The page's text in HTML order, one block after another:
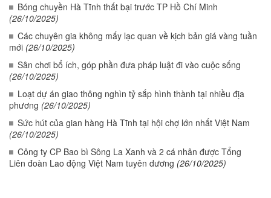
Bóng chuyền Hà Tĩnh thất bại trước TP Hồ Chí Minh
(26/10/2025)
Các chuyên gia không mấy lạc quan về kịch bản giá vàng tuần
mới (26/10/2025)
Sân chơi bổ ích, góp phần đưa pháp luật đi vào cuộc sống
(26/10/2025)
Loạt dự án giao thông nghìn tỷ sắp hình thành tại nhiều địa
phương (26/10/2025)
Sức hút của gian hàng Hà Tĩnh tại hội chợ lớn nhất Việt Nam
(26/10/2025)
Công ty CP Bao bì Sông La Xanh và 2 cá nhân được Tổng
Liên đoàn Lao động Việt Nam tuyên dương (26/10/2025)